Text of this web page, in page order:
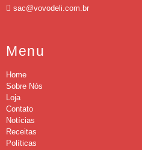
sac@vovodeli.com.br
Menu
Home
Sobre Nós
Loja
Contato
Notícias
Receitas
Políticas